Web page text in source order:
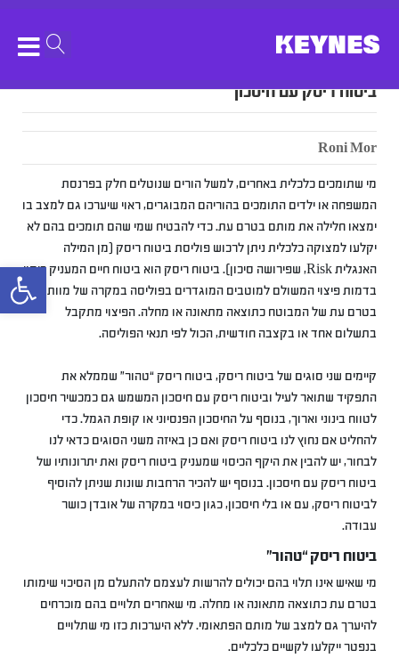
ביטוח ריסק עם חיסכון
Roni Mor
מי שתומכים כלכלית באחרים, למשל הורים שנוטלים חלק בפרנסת
המשפחה או ילדים התומכים בהוריהם המבוגרים, ראוי שיערכו גם למצב בו
ימצאו חלילה את מותם בטרם עת. כדי להבטיח שמי שהם תומכים בהם לא
יקלעו למצוקה כלכלית ניתן לרכוש פוליסת ביטוח ריסק (מן המילה
האנגלית Risk, שפירושה סיכון). ביטוח ריסק הוא ביטוח חיים המעניק כיסוי
בדמות פיצוי המשולם למוטבים המוגדרים בפוליסה במקרה של מוות
בטרם עת של המבוטח כתוצאה מתאונה או מחלה. הפיצוי מתקבל
בתשלום אחד או בקצבה חודשית, הכול לפי תנאי הפוליסה.
קיימים שני סוגים של ביטוח ריסק, ביטוח ריסק “טהור” שממלא את
התפקיד שתואר לעיל וביטוח ריסק עם חיסכון המשמש גם כמכשיר חיסכון
לטווח בינוני וארוך, בנוסף על החיסכון הפנסיוני או קופת הגמל. כדי
להחליט אם נחוץ לנו ביטוח ריסק ואם כן באיזה משני הסוגים כדאי לנו
לבחור, יש להבין את היקף הכיסוי שמעניק ביטוח ריסק ואת יתרונותיו של
ביטוח ריסק עם חיסכון. בנוסף יש להכיר הרחבות שונות שניתן להוסיף
לביטוח ריסק, עם או בלי חיסכון, כגון כיסוי במקרה של אובדן כושר
עבודה.
ביטוח ריסק “טהור”
מי שאיש אינו תלוי בהם יכולים להרשות לעצמם להתעלם מן הסיכוי שימותו
בטרם עת כתוצאה מתאונה או מחלה. מי שאחרים תלויים בהם מוכרחים
להיערך גם למצב של מותם הפתאומי. ללא היערכות כזו מי שתלויים
בנפטר ייקלעו לקשיים כלכליים.